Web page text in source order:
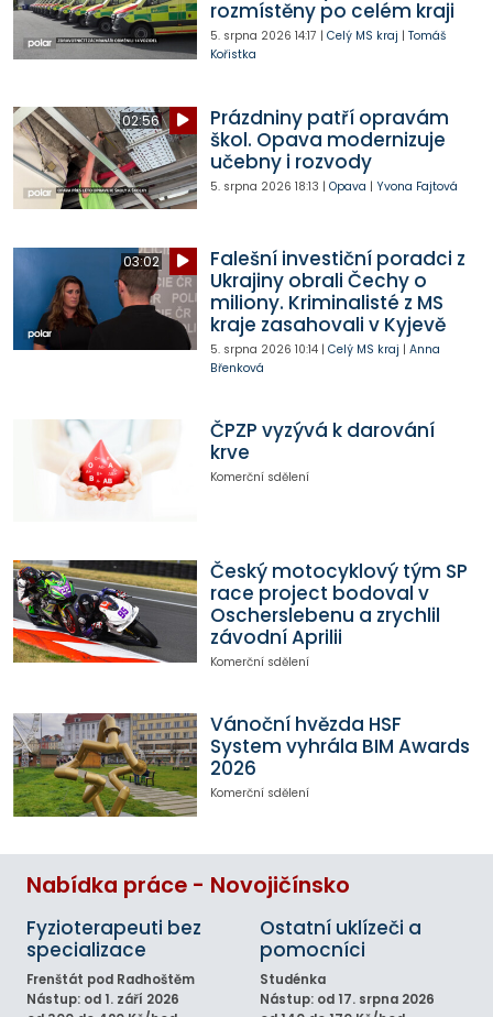
rozmístěny po celém kraji
5. srpna 2026 14:17 | Celý MS kraj | Tomáš
Kořistka
02:56
Prázdniny patří opravám
škol. Opava modernizuje
učebny i rozvody
5. srpna 2026 18:13 | Opava | Yvona Fajtová
03:02
Falešní investiční poradci z
Ukrajiny obrali Čechy o
miliony. Kriminalisté z MS
kraje zasahovali v Kyjevě
5. srpna 2026 10:14| Celý MS kraj | Anna
Břenková
ČPZP vyzývá k darování
krve
Komerční sdělení
Český motocyklový tým SP
race project bodoval v
Oscherslebenu a zrychlil
závodní Aprilii
Komerční sdělení
Vánoční hvězda HSF
System vyhrála BIM Awards
2026
Komerční sdělení
Nabídka práce - Novojičínsko
Fyzioterapeuti bez
specializace
Frenštát pod Radhoštěm
Nástup: od 1. září 2026
Ostatní uklízeči a
pomocníci
Studénka
Nástup: od 17. srpna 2026